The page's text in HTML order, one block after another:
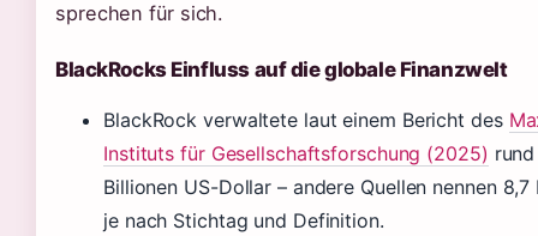
sprechen für sich.
BlackRocks Einfluss auf die globale Finanzwelt
BlackRock verwaltete laut einem Bericht des
Instituts für Gesellschaftsforschung (2025)
Billionen US-Dollar – andere Quellen nennen 8,7
je nach Stichtag und Definition.